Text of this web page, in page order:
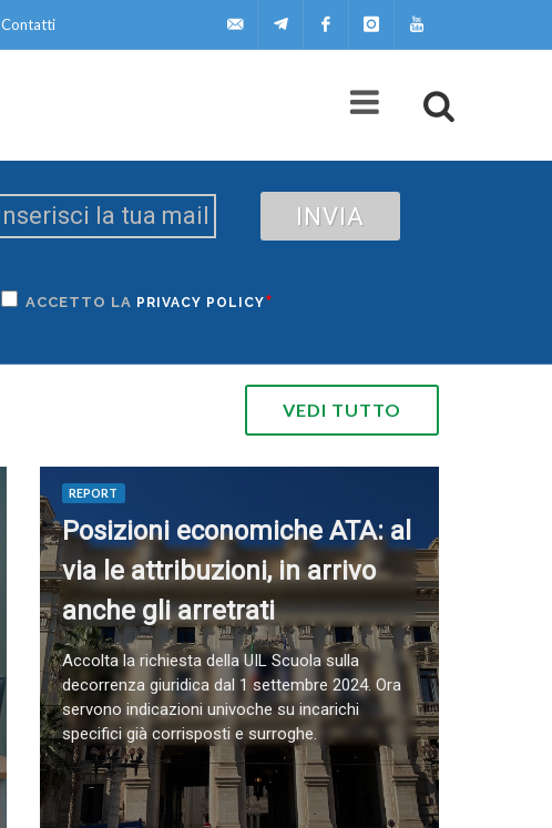
Contatti
INVIA
ACCETTO LA PRIVACY POLICY*
VEDI TUTTO
REPORT
Posizioni economiche ATA: al
via le attribuzioni, in arrivo
anche gli arretrati
Accolta la richiesta della UIL Scuola sulla
decorrenza giuridica dal 1 settembre 2024. Ora
servono indicazioni univoche su incarichi
specifici già corrisposti e surroghe.